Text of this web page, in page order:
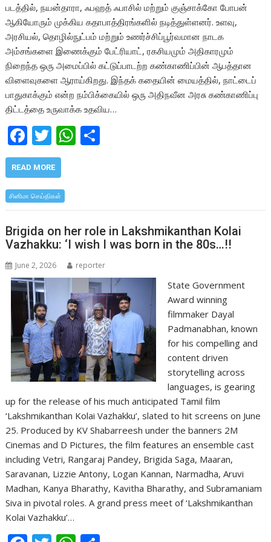
படத்தில், நயன்தாரா, ஃபஹத் ஃபாசில் மற்றும் குஞ்சாக்கோ போபன்
ஆகியோரும் முக்கிய கதாபாத்திரங்களில் நடித்துள்ளனர். உளவு,
அரசியல், தொழில்நுட்பம் மற்றும் உணர்ச்சிப்பூர்வமான நாடக
அம்சங்களை இணைக்கும் பேட்ரியாட், ரகசியமும் அதிகாரமும்
நிறைந்த ஒரு அமைப்பில் கட்டுப்பாடற்ற கண்காணிப்பின் ஆபத்தான
விளைவுகளை ஆராய்கிறது. இந்தக் கதையின் மையத்தில், நாட்டைப்
பாதுகாக்கும் என்ற நம்பிக்கையில் ஒரு அதிநவீன அரசு கண்காணிப்பு
திட்டத்தை உருவாக்க உதவிய…
F
ac
e
b
o
o
k
T
w
itt
er
W
A
p
p
READ MORE
சினிமா செய்திகள்
Brigida on her role in Lakshmikanthan Kolai
Vazhakku: ‘I wish I was born in the 80s…!!
June 2, 2026 reporter
State Government
Award winning
filmmaker Dayal
Padmanabhan, known
for his compelling and
content driven
storytelling across
languages, is gearing
up for the release of his much anticipated Tamil film
‘Lakshmikanthan Kolai Vazhakku’, slated to hit screens on June
25. Produced by KV Shabarreesh under the banners 2M
Cinemas and D Pictures, the film features an ensemble cast
including Vetri, Rangaraj Pandey, Brigida Saga, Maaran,
Saravanan, Lizzie Antony, Logan Kannan, Narmadha, Aruvi
Madhan, Kanya Bharathy, Kavitha Bharathy, and Subramaniam
Siva in pivotal roles. A grand press meet of ‘Lakshmikanthan
Kolai Vazhakku’…